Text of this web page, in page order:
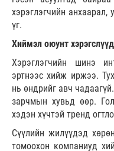
хэрэглэгчийн анхаарал,
үг.
Хиймэл оюунт
Хэрэглэгчийн шинэ
эртнээс хийж иржээ.
нь өндрийг авч
зарчмын хувьд өөр.
хэдэн хүчтэй тренд
Сүүлийн жилүүдэд
томоохон компаниуд